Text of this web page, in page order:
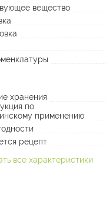
вещество
хранения
по
применению
рецепт
все характеристики